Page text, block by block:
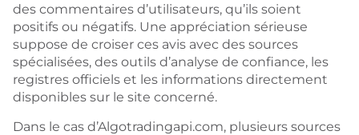
des commentaires d’utilisateurs, qu’ils soient
positifs ou négatifs. Une appréciation sérieuse
suppose de croiser ces avis avec des sources
spécialisées, des outils d’analyse de confiance, les
registres officiels et les informations directement
disponibles sur le site concerné.
Dans le cas d’Algotradingapi.com, plusieurs sources